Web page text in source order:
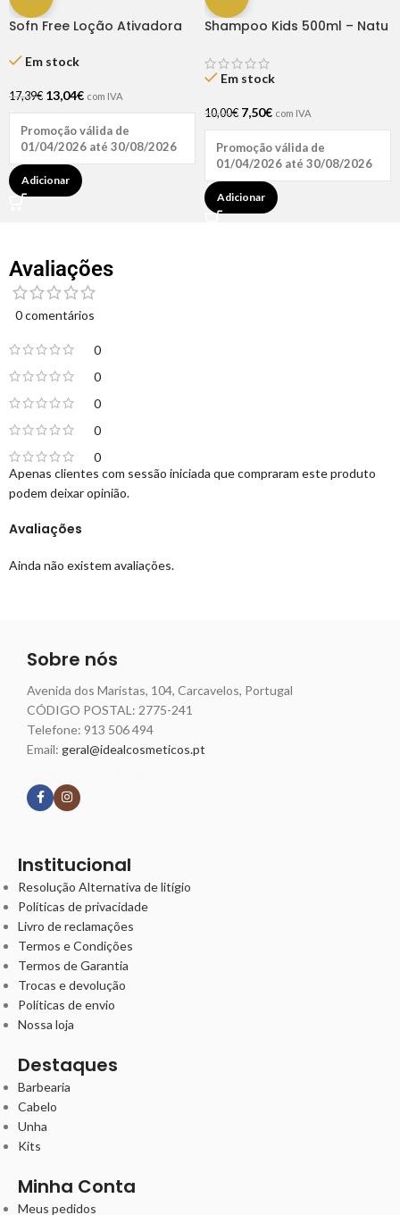
Sofn Free Loção Ativadora
Em stock
17,39€ 13,04€ com IVA
Promoção válida de
01/04/2026 até 30/08/2026
Adicionar
Shampoo Kids 500ml – Natu
Em stock
10,00€ 7,50€ com IVA
Promoção válida de
01/04/2026 até 30/08/2026
Adicionar
Avaliações
0 comentários
0
0
0
0
0
Avaliações
Ainda não existem avaliações.
Apenas clientes com sessão iniciada que compraram este produto
podem deixar opinião.
Sobre nós
Avenida dos Maristas, 104, Carcavelos, Portugal
CÓDIGO POSTAL: 2775-241
Telefone: 913 506 494
Email: geral@idealcosmeticos.pt
Institucional
Resolução Alternativa de litígio
Políticas de privacidade
Livro de reclamações
Termos e Condições
Termos de Garantia
Trocas e devolução
Políticas de envio
Nossa loja
Destaques
Barbearia
Cabelo
Unha
Kits
Minha Conta
Meus pedidos